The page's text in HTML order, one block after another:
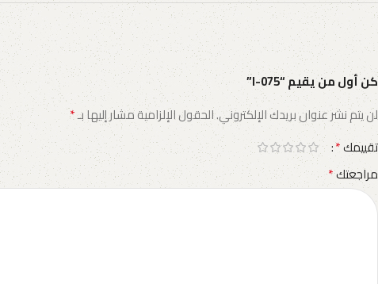
كن أول من يقيم “I-075”
لن يتم نشر عنوان بريدك الإلكتروني.الحقول الإلزامية مشار إليها بـ*
تقييمك*
مراجعتك*